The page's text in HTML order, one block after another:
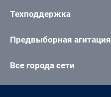
Техподдержка
Предвыборная агитация
Все города сети